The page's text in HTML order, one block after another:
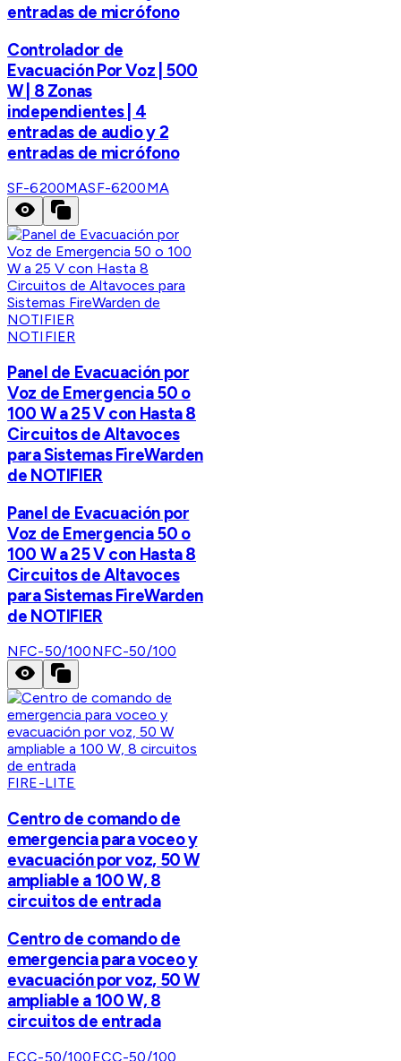
entradas de micrófono
Controlador de
Evacuación Por Voz | 500
W | 8 Zonas
independientes | 4
entradas de audio y 2
entradas de micrófono
SF-6200MASF-6200MA
NOTIFIER
Panel de Evacuación por
Voz de Emergencia 50 o
100 W a 25 V con Hasta 8
Circuitos de Altavoces
para Sistemas FireWarden
de NOTIFIER
Panel de Evacuación por
Voz de Emergencia 50 o
100 W a 25 V con Hasta 8
Circuitos de Altavoces
para Sistemas FireWarden
de NOTIFIER
NFC-50/100NFC-50/100
FIRE-LITE
Centro de comando de
emergencia para voceo y
evacuación por voz, 50 W
ampliable a 100 W, 8
circuitos de entrada
Centro de comando de
emergencia para voceo y
evacuación por voz, 50 W
ampliable a 100 W, 8
circuitos de entrada
ECC-50/100ECC-50/100